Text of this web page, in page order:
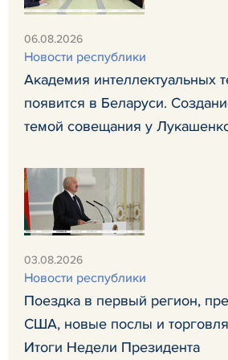
06.08.2026
Новости республики
Академия интеллектуальных
появится в Беларуси.
темой совещания у
03.08.2026
Новости республики
Поездка в первый регион,
США, новые послы и
Итоги Недели Президента